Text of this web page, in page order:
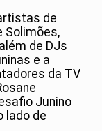
de
Solimões,
de DJs
e a
da TV
Junino
lado de